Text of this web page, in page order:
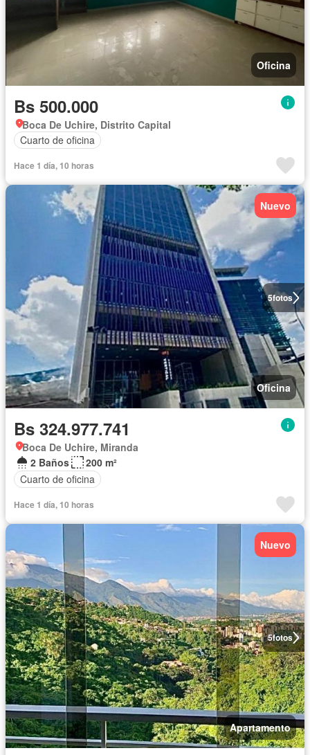
Oficina
Bs 500.000
Boca De Uchire, Distrito Capital
Cuarto de oficina
Hace 1 día, 10 horas
5fotos
Nuevo
Oficina
Bs 324.977.741
Boca De Uchire, Miranda
2 Baños
200 m²
Cuarto de oficina
Hace 1 día, 10 horas
5fotos
Nuevo
Apartamento